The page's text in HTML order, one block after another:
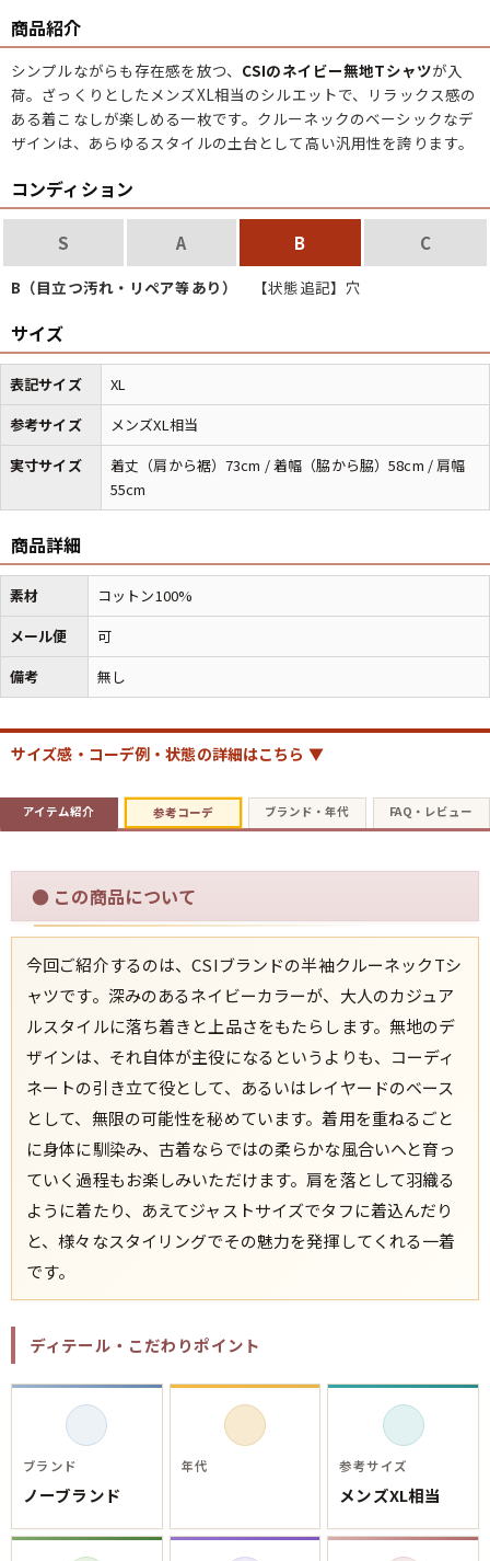
商品紹介
シンプルながらも存在感を放つ、 CSIのネイビー無地Tシャツが入
荷。ざっくりとしたメンズXL相当のシルエットで、リラックス感の
ある着こなしが楽しめる一枚です。クルーネックのベーシックなデ
ザインは、あらゆるスタイルの土台として高い汎用性を誇ります。
コンディション
S A B C
B（目立つ汚れ・リペア等あり） 【状態追記】穴
サイズ
表記サイズ
XL
参考サイズ
メンズXL相当
実寸サイズ
着丈（肩から裾）73cm / 着幅（脇から脇）58cm / 肩幅
55cm
商品詳細
素材
コットン100%
メール便
可
備考
無し
サイズ感・コーデ例・状態の詳細はこちら ▼
アイテム紹介 参考コーデ ブランド・年代 FAQ・レビュー
● この商品について
今回ご紹介するのは、CSIブランドの半袖クルーネックTシ
ャツです。深みのあるネイビーカラーが、大人のカジュア
ルスタイルに落ち着きと上品さをもたらします。無地のデ
ザインは、それ自体が主役になるというよりも、コーディ
ネートの引き立て役として、あるいはレイヤードのベース
として、無限の可能性を秘めています。着用を重ねるごと
に身体に馴染み、古着ならではの柔らかな風合いへと育っ
ていく過程もお楽しみいただけます。肩を落として羽織る
ように着たり、あえてジャストサイズでタフに着込んだり
と、様々なスタイリングでその魅力を発揮してくれる一着
です。
ディテール・こだわりポイント
ブランド
ノーブランド
年代 参考サイズ
メンズXL相当